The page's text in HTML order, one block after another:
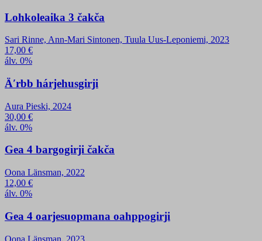
Lohkoleaika 3 čakča
Sari Rinne, Ann-Mari Sintonen, Tuula Uus-Leponiemi, 2023
17,00 €
álv. 0%
Äʹrbb hárjehusgirji
Aura Pieski, 2024
30,00 €
álv. 0%
Gea 4 bargogirji čakča
Oona Länsman, 2022
12,00 €
álv. 0%
Gea 4 oarjesuopmana oahppogirji
Oona Länsman, 2023